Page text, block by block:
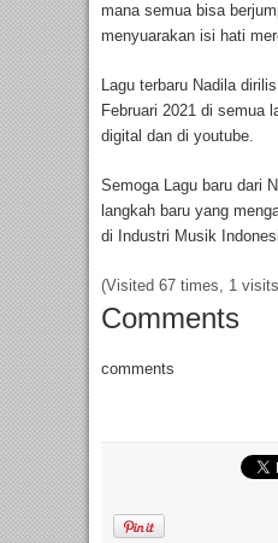
mana semua bisa
menyuarakan isi hati
Lagu terbaru Nadila
Februari 2021 di semua
digital dan di youtube.
Semoga Lagu baru dari
langkah baru yang
di Industri Musik
(Visited 67 times, 1
Comments
comments